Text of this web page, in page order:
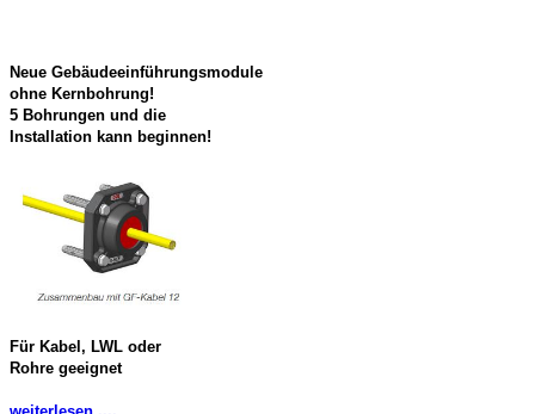
Neue Gebäudeeinführungsmodule
ohne Kernbohrung!
5 Bohrungen und die
Installation kann beginnen!
Für Kabel, LWL oder
Rohre geeignet